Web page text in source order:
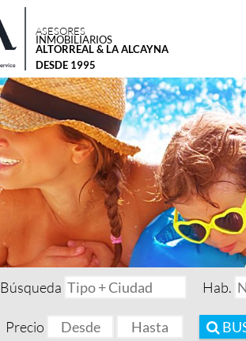
ASESORES
INMOBILIARIOS
ALTORREAL & LA ALCAYNA
DESDE 1995
Búsqueda Hab.
Precio